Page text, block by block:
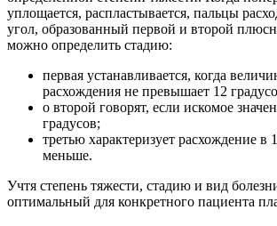
уплощается, распластывается, пальцы
угол, образованный первой и второй
можно определить стадию:
первая устанавливается, когда
расхождения не превышает 12
о второй говорят, если искомое
градусов;
третью характеризует расхождение в
меньше.
Учтя степень тяжести, стадию и вид
оптимальный для конкретного пациента